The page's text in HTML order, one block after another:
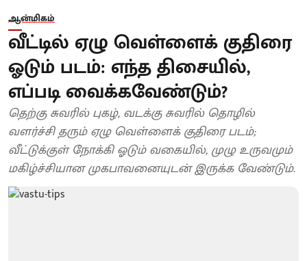
ஆன்மிகம்
வீட்டில் ஏழு வெள்ளைக் குதிரை
ஓடும் படம்: எந்த திசையில்,
எப்படி வைக்கவேண்டும்?
தெற்கு சுவரில் புகழ், வடக்கு சுவரில் தொழில்
வளர்ச்சி தரும் ஏழு வெள்ளைக் குதிரை படம்;
வீட்டுக்குள் நோக்கி ஓடும் வகையில், முழு உருவமும்
மகிழ்ச்சியான முகபாவனையுடன் இருக்க வேண்டும்.